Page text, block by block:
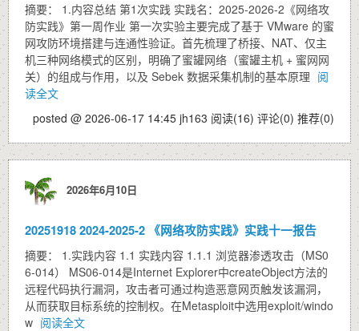
摘要： 1.内容总结 第1次实践 实践名：2025-2026-2《网络攻
防实践》第一周作业 第一次实验主要完成了基于 VMware 的蜜
网攻防环境搭建与连通性验证。首先梳理了桥接、NAT、仅主
机三种网络模式的区别，明确了蜜罐网络（蜜罐主机 + 蜜网网
关）的组成与作用，以及 Sebek 数据采集机制的基本原理 阅
读全文
posted @ 2026-06-17 14:45 jh163 阅读(16) 评论(0) 推荐(0)
2026年6月10日
20251918 2024-2025-2 《网络攻防实践》实践十一报告
摘要： 1.实践内容 1.1 实践内容 1.1.1 浏览器渗透攻击（MS0
6-014） MS06-014是Internet Explorer中createObject方法的
远程代码执行漏洞，攻击者可通过构造恶意网页触发该漏洞，
从而获取目标系统的控制权。在Metasploit中选用exploit/windo
w 阅读全文